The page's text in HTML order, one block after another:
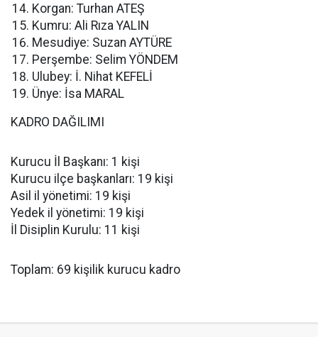
Korgan: Turhan ATEŞ
Kumru: Ali Rıza YALIN
Mesudiye: Suzan AYTÜRE
Perşembe: Selim YÖNDEM
Ulubey: İ. Nihat KEFELİ
Ünye: İsa MARAL
KADRO DAĞILIMI
Kurucu İl Başkanı: 1 kişi
Kurucu ilçe başkanları: 19 kişi
Asil il yönetimi: 19 kişi
Yedek il yönetimi: 19 kişi
İl Disiplin Kurulu: 11 kişi
Toplam: 69 kişilik kurucu kadro